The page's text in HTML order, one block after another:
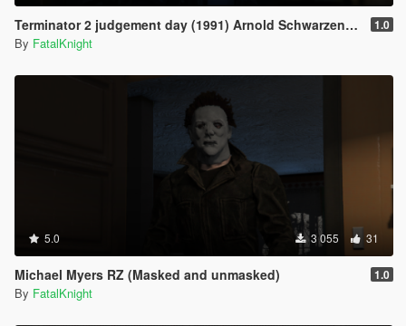
Terminator 2 judgement day (1991) Arnold Schwarzenegger 1.0
By FatalKnight
5.0 3 055 31
Michael Myers RZ (Masked and unmasked) 1.0
By FatalKnight